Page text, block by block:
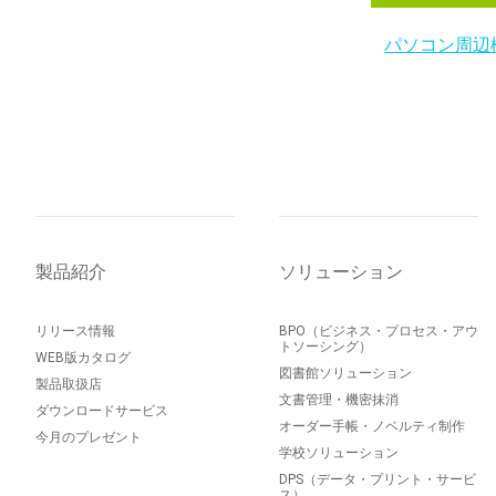
パソコン周辺
製品紹介
リリース情報
WEB版カタログ
製品取扱店
ダウンロードサービス
今月のプレゼント
ソリューション
BPO（ビジネス・プロセス・アウ
トソーシング）
図書館ソリューション
文書管理・機密抹消
オーダー手帳・ノベルティ制作
学校ソリューション
DPS（データ・プリント・サービ